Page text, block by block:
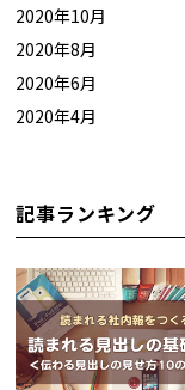
2020年10月
2020年8月
2020年6月
2020年4月
記事ランキング